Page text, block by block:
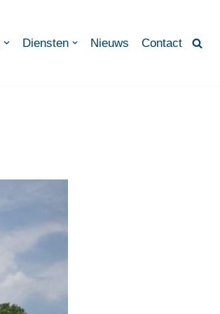
Diensten Nieuws Contact